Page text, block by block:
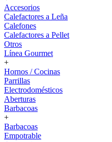
Accesorios
Calefactores a Leña
Calefones
Calefactores a Pellet
Otros
Línea Gourmet
+
Hornos / Cocinas
Parrillas
Electrodomésticos
Aberturas
Barbacoas
+
Barbacoas
Empotrable